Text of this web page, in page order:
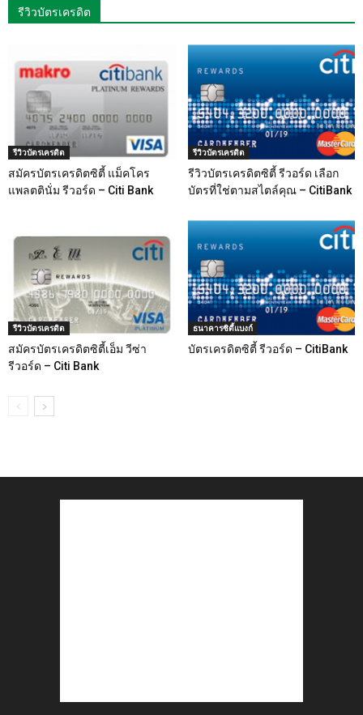
รีวิวบัตรเครดิต
รีวิวบัตรเครดิต
สมัครบัตรเครดิตซิตี้ แม็คโคร
แพลตตินั่ม รีวอร์ด – Citi Bank
รีวิวบัตรเครดิต
รีวิวบัตรเครดิตซิตี้ รีวอร์ด เลือก
บัตรที่ใช่ตามสไตล์คุณ – CitiBank
รีวิวบัตรเครดิต
สมัครบัตรเครดิตซิตี้เอ็ม วีซ่า
รีวอร์ด – Citi Bank
ธนาคารซิตี้แบงก์
บัตรเครดิตซิตี้ รีวอร์ด – CitiBank